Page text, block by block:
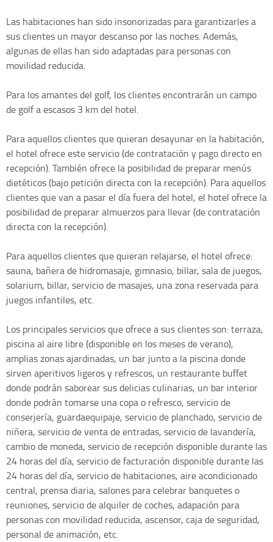
Las habitaciones han sido insonorizadas para garantizarles a
sus clientes un mayor descanso por las noches. Además,
algunas de ellas han sido adaptadas para personas con
movilidad reducida.
Para los amantes del golf, los clientes encontrarán un campo
de golf a escasos 3 km del hotel.
Para aquellos clientes que quieran desayunar en la habitación,
el hotel ofrece este servicio (de contratación y pago directo en
recepción). También ofrece la posibilidad de preparar menús
dietéticos (bajo petición directa con la recepción). Para aquellos
clientes que van a pasar el día fuera del hotel, el hotel ofrece la
posibilidad de preparar almuerzos para llevar (de contratación
directa con la recepción).
Para aquellos clientes que quieran relajarse, el hotel ofrece:
sauna, bañera de hidromasaje, gimnasio, billar, sala de juegos,
solarium, billar, servicio de masajes, una zona reservada para
juegos infantiles, etc.
Los principales servicios que ofrece a sus clientes son: terraza,
piscina al aire libre (disponible en los meses de verano),
amplias zonas ajardinadas, un bar junto a la piscina donde
sirven aperitivos ligeros y refrescos, un restaurante buffet
donde podrán saborear sus delicias culinarias, un bar interior
donde podrán tomarse una copa o refresco, servicio de
conserjería, guardaequipaje, servicio de planchado, servicio de
niñera, servicio de venta de entradas, servicio de lavandería,
cambio de moneda, servicio de recepción disponible durante las
24 horas del día, servicio de facturación disponible durante las
24 horas del día, servicio de habitaciones, aire acondicionado
central, prensa diaria, salones para celebrar banquetes o
reuniones, servicio de alquiler de coches, adapación para
personas con movilidad reducida, ascensor, caja de seguridad,
personal de animación, etc.